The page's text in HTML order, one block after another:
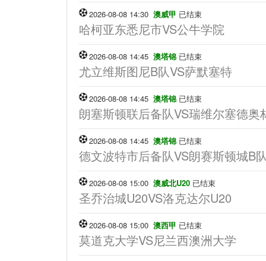
2026-08-08 14:30 澳威甲 已结束
哈柯亚东悉尼市VS公牛学院
2026-08-08 14:45 澳塔锦 已结束
尤立维斯图尼B队VS萨默塞特
2026-08-08 14:45 澳塔锦 已结束
朗塞斯顿联后备队VS瑞维尔塞德奥
2026-08-08 14:45 澳塔锦 已结束
德文波特市后备队VS朗赛斯顿城B队
2026-08-08 15:00 澳威北U20 已结束
圣乔治城U20VS洛克达尔U20
2026-08-08 15:00 澳西甲 已结束
莫道克大学VS尼兰西澳洲大学